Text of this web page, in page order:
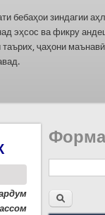
ҳуҷҷатҳои
ҷумла номинатсияи
аз ҷониби
хоҳад шуд